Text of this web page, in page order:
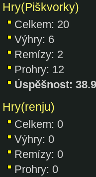
Hry(Piškvorky)
Celkem: 20
Výhry: 6
Remízy: 2
Prohry: 12
Úspěšnost:
Hry(renju)
Celkem: 0
Výhry: 0
Remízy: 0
Prohry: 0